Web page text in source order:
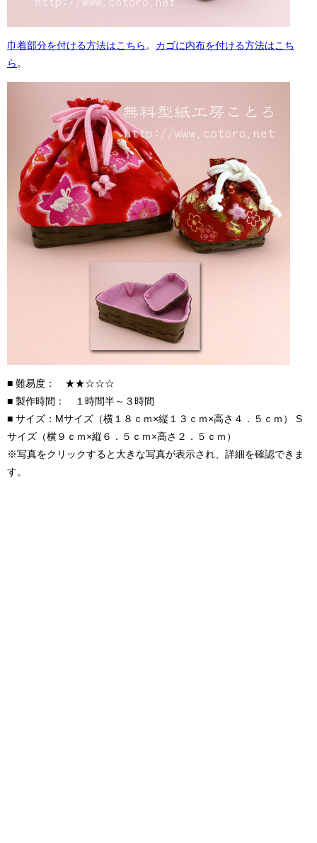
巾着部分を付ける方法はこちら 。 カゴに内布を付ける方法はこち
ら 。
■ 難易度： ★★☆☆☆
■ 製作時間： １時間半～３時間
■ サイズ：Mサイズ（横１８ｃｍ×縦１３ｃｍ×高さ４．５ｃｍ） S
サイズ（横９ｃｍ×縦６．５ｃｍ×高さ２．５ｃｍ）
※写真をクリックすると大きな写真が表示され、詳細を確認できま
す。